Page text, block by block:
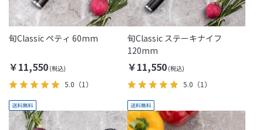
旬Classic ペティ 60mm
￥11,550
5.0 （1）
旬Classic ステーキナイフ
120mm
￥11,550
5.0 （1）